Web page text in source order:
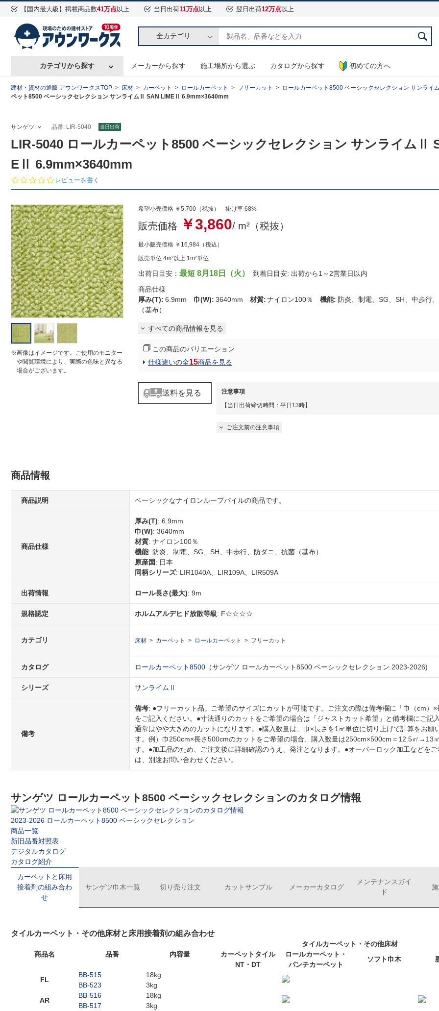
【国内最大級】掲載商品数41万点以上 当日出荷11万点以上 翌日出荷12万点以上
全カテゴリ
カテゴリから探す メーカーから探す 施工場所から選ぶ カタログから探す 初めての方へ
建材・資材の通販 アウンワークスTOP 床材 カーペット ロールカーペット フリーカット ロールカーペット8500 ベーシックセレクション サンラ
ペット8500 ベーシックセレクション サンライムⅡ SAN LIMEⅡ 6.9mm×3640mm
サンゲツ 品番: LIR-5040 当日出荷
LIR-5040 ロールカーペット8500 ベーシックセレクション サンライムⅡ
EⅡ 6.9mm×3640mm
0.
0
t
a
r
r
a
t
i
n
g
レビューを書く
※画像はイメージです。ご使用のモニター
や閲覧環境により、実際の色味と異なる
場合がございます。
希望小売価格 ￥5,700（税抜） 掛け率 68%
販売価格 ￥3,860/ m²（税抜）
最小販売価格 ￥16,984 （税込）
販売単位 4m²以上 1m²単位
出荷日目安： 最短 8月18日（火） 到着日目安: 出荷から1～2営業日以内
商品仕様
厚み(T): 6.9mm 巾(W): 3640mm 材質: ナイロン100％機能: 防炎、制電、SG、SH、中歩行
（基布）
すべての商品情報を見る
この商品のバリエーション
仕様違いの全15商品を見る
注意事項
【当日出荷締切時間：平日13時】
ご注文前の注意事項
送料を見る
商品情報
商品説明 ベーシックなナイロンループパイルの商品です。
商品仕様
厚み(T): 6.9mm
巾(W): 3640mm
材質: ナイロン100％
機能: 防炎、制電、SG、SH、中歩行、防ダニ、抗菌（基布）
原産国: 日本
同柄シリーズ: LIR1040A、LIR109A、LIR509A
出荷情報 ロール長さ(最大): 9m
規格認定 ホルムアルデヒド放散等級: F☆☆☆☆
カテゴリ 床材 カーペット ロールカーペット フリーカット
カタログ ロールカーペット8500 （サンゲツ ロールカーペット8500 ベーシックセレクション 2023-2026)
シリーズ サンライムⅡ
備考
備考: ●フリーカット品。ご希望のサイズにカットが可能です。ご注文の際は備考欄に「巾（cm）×
をご記入ください。●寸法通りのカットをご希望の場合は「ジャストカット希望」と備考欄にご記入
通常はやや大きめのカットになります。●購入数量は、巾×長さを1㎡単位に切り上げて計算をお願
す。例）巾250cm×長さ500cmのカットをご希望の場合、購入数量は250cm×500cm＝12.5㎡→13
す。●加工品のため、ご注文後に詳細確認のうえ、発注となります。●オーバーロック加工などを
は、別途お問い合わせください。
サンゲツ ロールカーペット8500 ベーシックセレクションのカタログ情報
2023-2026 ロールカーペット8500 ベーシックセレクション
商品一覧
新旧品番対照表
デジタルカタログ
カタログ紹介
カーペットと床用
接着剤の組み合わ
せ
サンゲツ巾木一覧 切り売り注文 カットサンプル メーカーカタログ
メンテナンスガイ
ド
タイルカーペット・その他床材と床用接着剤の組み合わせ
商品名 品番 内容量
タイルカーペット・その他床材
カーペットタイル
ロールカーペット・
パンチカーペット
ソフト巾木
NT・DT
FL
BB-515
18kg
BB-523
3kg
AR
BB-516
18kg
BB-517
3kg